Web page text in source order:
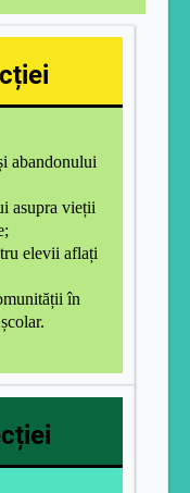
abandonului
asupra vieții
elevii aflați
în